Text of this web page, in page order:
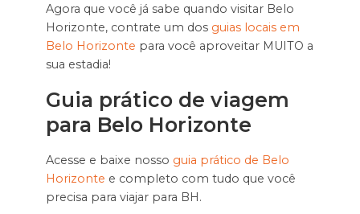
Agora que você já sabe quando visitar Belo
Horizonte, contrate um dos guias locais em
Belo Horizonte para você aproveitar MUITO a
sua estadia!
Guia prático de viagem
para Belo Horizonte
Acesse e baixe nosso guia prático de Belo
Horizonte e completo com tudo que você
precisa para viajar para BH.